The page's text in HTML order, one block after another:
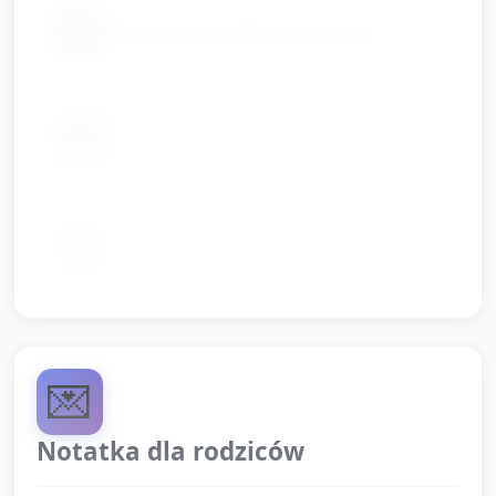
💌
Notatka dla rodziców